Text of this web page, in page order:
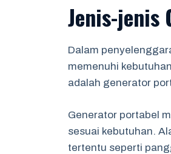
Jenis-jenis
Dalam
memenuhi
adalah generator
Generator portabel
sesuai kebutuhan.
tertentu seperti